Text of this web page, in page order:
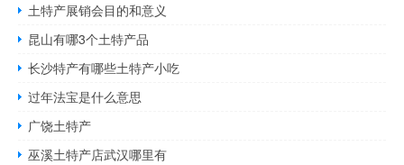
土特产展销会目的和意义
昆山有哪3个土特产品
长沙特产有哪些土特产小吃
过年法宝是什么意思
广饶土特产
巫溪土特产店武汉哪里有